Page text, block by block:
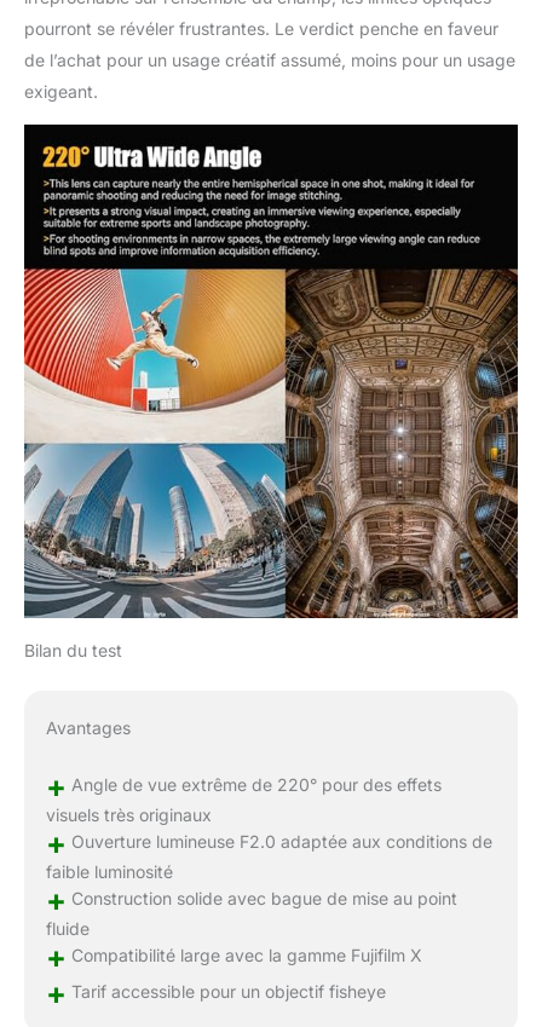
avec une bague
argentée, alliant
robustesse et
tandis que la mise au
point manuelle fluide
garantit une expérience
de prise de vue
professionnelle et
stable. Un choix idéal
pour les créateurs à la
recherche d'un objectif
fisheye performant et
de haute qualité.
pourront se révéler frustrantes. Le verdict penche en faveur
de l’achat pour un usage créatif assumé, moins pour un usage
exigeant.
Bilan du test
Avantages
+ Angle de vue extrême de 220° pour des effets
visuels très originaux
+ Ouverture lumineuse F2.0 adaptée aux conditions de
faible luminosité
+ Construction solide avec bague de mise au point
fluide
+ Compatibilité large avec la gamme Fujifilm X
+ Tarif accessible pour un objectif fisheye